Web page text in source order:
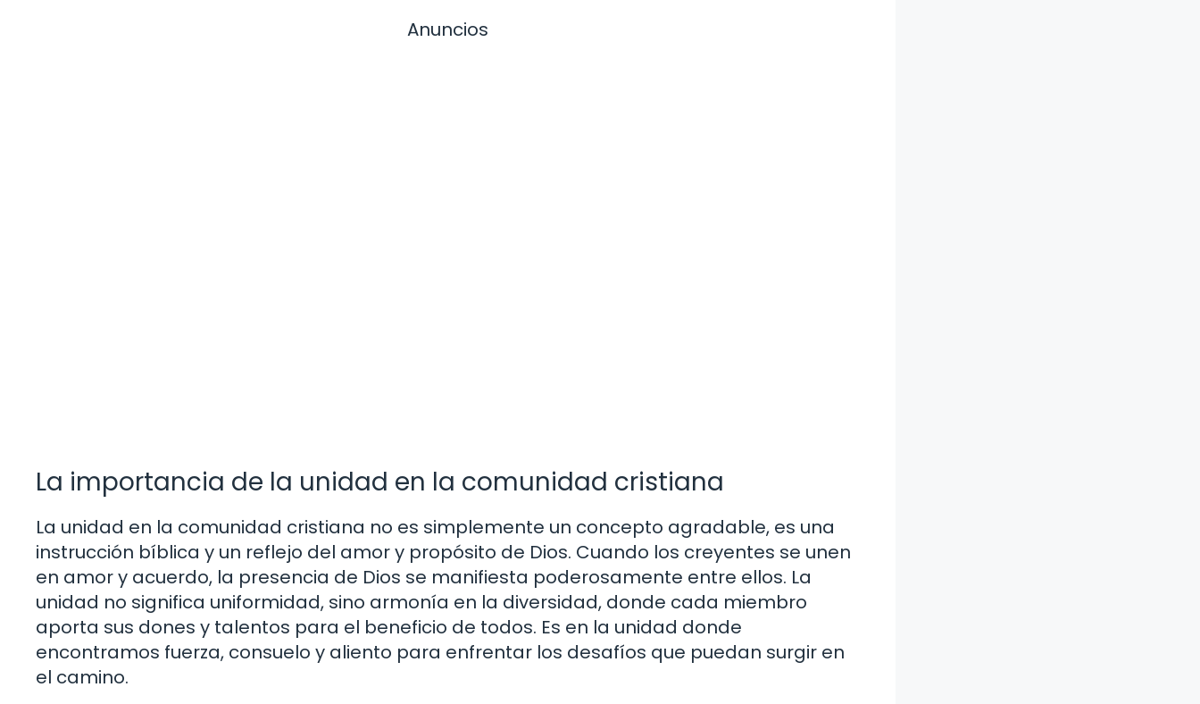
Anuncios
La importancia de la unidad en la comunidad cristiana
La unidad en la comunidad cristiana no es simplemente un concepto agradable, es una
instrucción bíblica y un reflejo del amor y propósito de Dios. Cuando los creyentes se unen
en amor y acuerdo, la presencia de Dios se manifiesta poderosamente entre ellos. La
unidad no significa uniformidad, sino armonía en la diversidad, donde cada miembro
aporta sus dones y talentos para el beneficio de todos. Es en la unidad donde
encontramos fuerza, consuelo y aliento para enfrentar los desafíos que puedan surgir en
el camino.